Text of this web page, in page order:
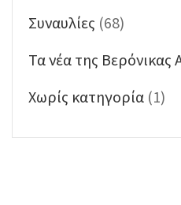
Συναυλίες (68)
Τα νέα της Βερόνικας
Χωρίς κατηγορία (1)